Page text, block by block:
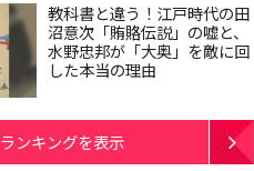
教科書と違う！江戸時代の田
沼意次「賄賂伝説」の嘘と、
水野忠邦が「大奥」を敵に回
した本当の理由
ランキングを表示